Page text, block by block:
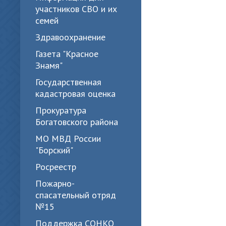
участников СВО и их
семей
Здравоохранение
Газета "Красное
Знамя"
Государственная
кадастровая оценка
Прокуратура
Богатовского района
МО МВД России
"Борский"
Росреестр
Пожарно-
спасательный отряд
№15
Поддержка СОНКО